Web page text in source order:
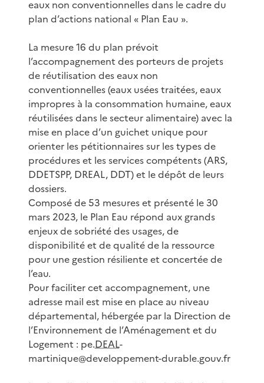
eaux non conventionnelles dans le cadre du
plan d’actions national « Plan Eau ».
La mesure 16 du plan prévoit
l’accompagnement des porteurs de projets
de réutilisation des eaux non
conventionnelles (eaux usées traitées, eaux
impropres à la consommation humaine, eaux
réutilisées dans le secteur alimentaire) avec la
mise en place d’un guichet unique pour
orienter les pétitionnaires sur les types de
procédures et les services compétents (ARS,
DDETSPP, DREAL, DDT) et le dépôt de leurs
dossiers.
Composé de 53 mesures et présenté le 30
mars 2023, le Plan Eau répond aux grands
enjeux de sobriété des usages, de
disponibilité et de qualité de la ressource
pour une gestion résiliente et concertée de
l’eau.
Pour faciliter cet accompagnement, une
adresse mail est mise en place au niveau
départemental, hébergée par la Direction de
l’Environnement de l’Aménagement et du
Logement : pe.DEAL-
martinique@developpement-durable.gouv.fr